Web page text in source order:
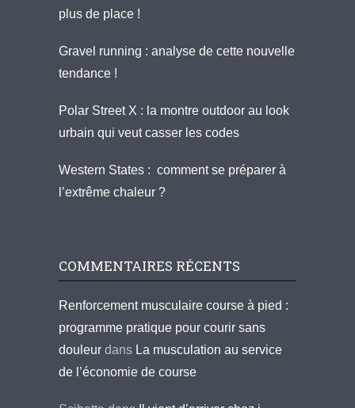
plus de place !
Gravel running : analyse de cette nouvelle
tendance !
Polar Street X : la montre outdoor au look
urbain qui veut casser les codes
Western States : comment se préparer à
l’extrême chaleur ?
COMMENTAIRES RÉCENTS
Renforcement musculaire course à pied :
programme pratique pour courir sans
douleur dans La musculation au service
de l’économie de course